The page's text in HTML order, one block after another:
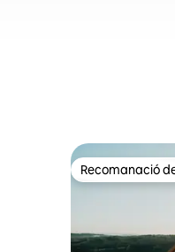
Recomanació
Recomanació